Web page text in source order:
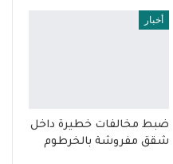
أخبار
ضبط مخالفات خطيرة داخل
شقق مفروشة بالخرطوم